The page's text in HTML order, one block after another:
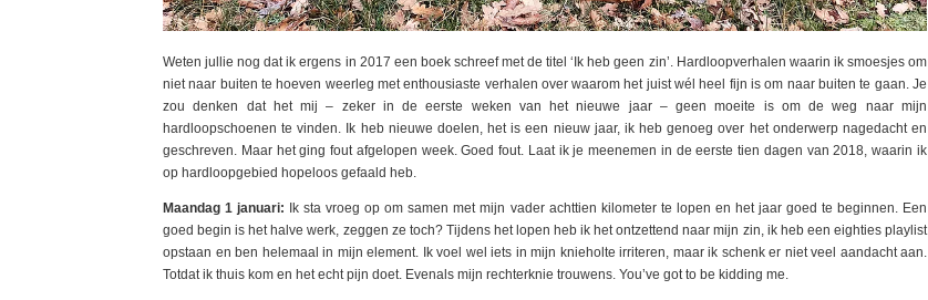
Weten jullie nog dat ik ergens in 2017 een boek schreef met de titel ‘Ik heb geen zin’. Hardloopverhalen waarin ik smoesjes om
niet naar buiten te hoeven weerleg met enthousiaste verhalen over waarom het juist wél heel fijn is om naar buiten te gaan. Je
zou denken dat het mij – zeker in de eerste weken van het nieuwe jaar – geen moeite is om de weg naar mijn
hardloopschoenen te vinden. Ik heb nieuwe doelen, het is een nieuw jaar, ik heb genoeg over het onderwerp nagedacht en
geschreven. Maar het ging fout afgelopen week. Goed fout. Laat ik je meenemen in de eerste tien dagen van 2018, waarin ik
op hardloopgebied hopeloos gefaald heb.
Maandag 1 januari: Ik sta vroeg op om samen met mijn vader achttien kilometer te lopen en het jaar goed te beginnen. Een
goed begin is het halve werk, zeggen ze toch? Tijdens het lopen heb ik het ontzettend naar mijn zin, ik heb een eighties playlist
opstaan en ben helemaal in mijn element. Ik voel wel iets in mijn knieholte irriteren, maar ik schenk er niet veel aandacht aan.
Totdat ik thuis kom en het echt pijn doet. Evenals mijn rechterknie trouwens. You’ve got to be kidding me.